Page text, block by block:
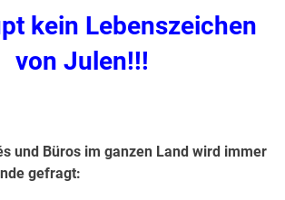
kein Lebenszeichen
von Julen!!!
und Büros im ganzen Land wird immer
gefragt: